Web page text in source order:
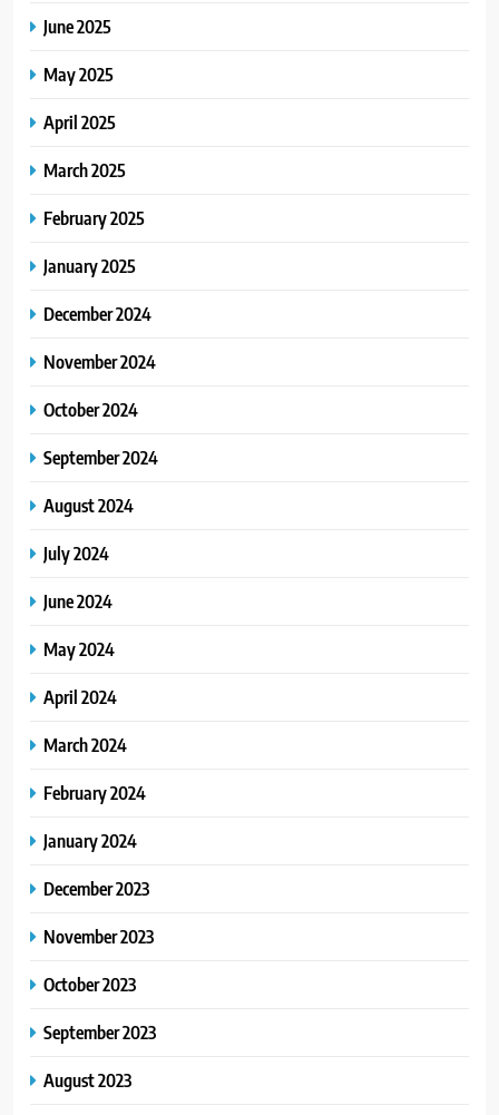
June 2025
May 2025
April 2025
March 2025
February 2025
January 2025
December 2024
November 2024
October 2024
September 2024
August 2024
July 2024
June 2024
May 2024
April 2024
March 2024
February 2024
January 2024
December 2023
November 2023
October 2023
September 2023
August 2023